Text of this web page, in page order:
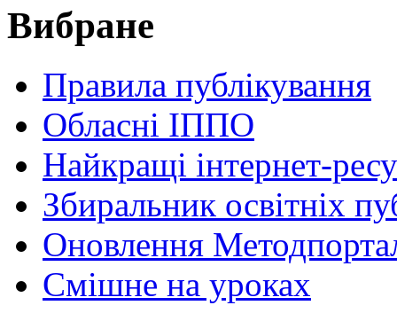
Вибране
Правила публікування
Обласні ІППО
Найкращі інтернет-
Збиральник освітніх
Оновлення
Cмішне на уроках